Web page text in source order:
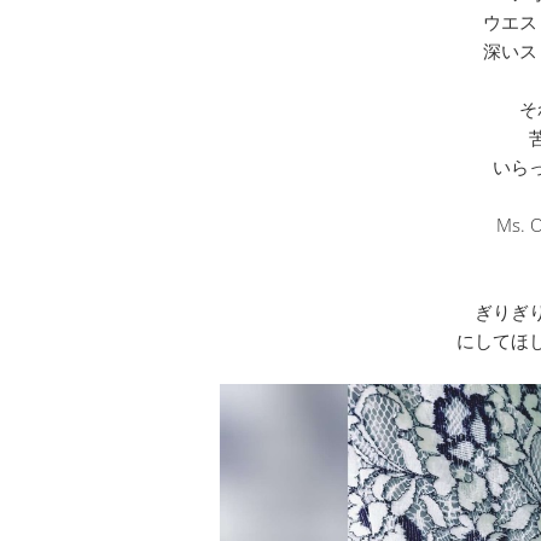
ウエ
深い
いら
Ms.
ぎりぎ
にしてほ